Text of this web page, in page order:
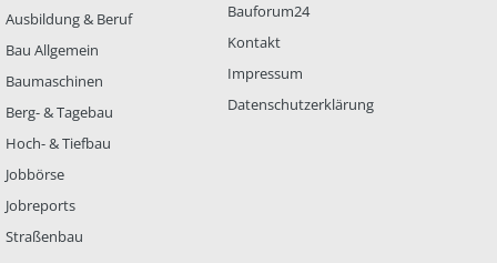
Ausbildung & Beruf
Bau Allgemein
Baumaschinen
Berg- & Tagebau
Hoch- & Tiefbau
Jobbörse
Jobreports
Straßenbau
Bauforum24
Kontakt
Impressum
Datenschutzerklärung